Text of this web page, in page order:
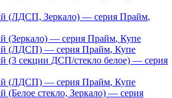
(ЛДСП, Зеркало) — серия Прайм,
(Зеркало) — серия Прайм, Купе
(ЛДСП) — серия Прайм, Купе
(3 секции ДСП/стекло белое) — серия
(ЛДСП) — серия Прайм, Купе
(Белое стекло, Зеркало) — серия